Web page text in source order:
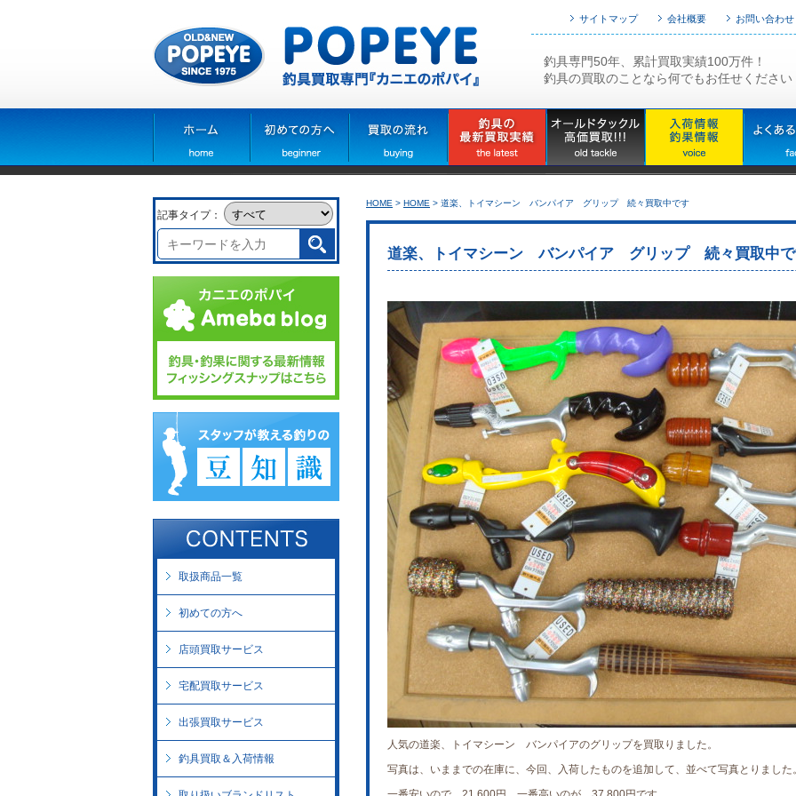
サイトマップ 会社概要 お問い合わせ
釣具専門50年、累計買取実績100万件！
釣具の買取のことなら何でもお任せください
HOME > HOME > 道楽、トイマシーン バンパイア グリップ 続々買取中です
道楽、トイマシーン バンパイア グリップ 続々買取中
人気の道楽、トイマシーン バンパイアのグリップを買取りました。
写真は、いままでの在庫に、今回、入荷したものを追加して、並べて写真とりました
記事タイプ：
取扱商品一覧
初めての方へ
店頭買取サービス
宅配買取サービス
出張買取サービス
釣具買取＆入荷情報